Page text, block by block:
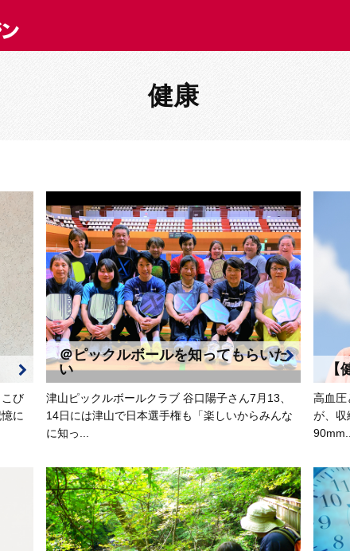
健康
び
に
＠ピックルボールを知ってもらいた
い
津山ピックルボールクラブ 谷口陽子さん7月13、
14日には津山で日本選手権も「楽しいからみんな
に知っ...
【
高血圧
が、収
90mm...